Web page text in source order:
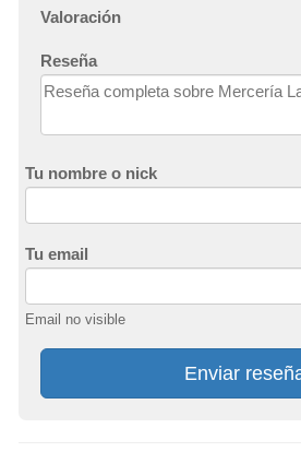
Valoración
Reseña
Tu nombre o nick
Tu email
Email no visible
Enviar